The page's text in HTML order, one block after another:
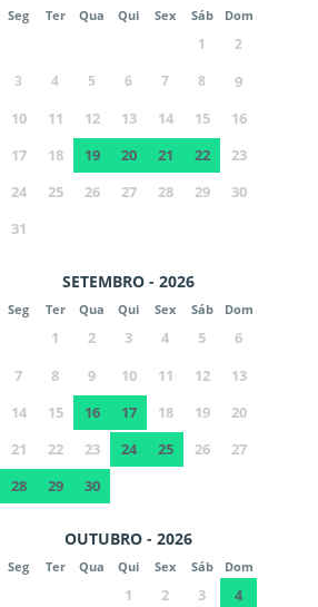
Seg Ter Qua Qui Sex Sáb Dom
1
2
3
4 5 6 7 8
9
10
11 12 13 14 15
16
17
18 19 20 21 22
23
24
25 26 27 28 29
30
31
SETEMBRO - 2026
Seg Ter Qua Qui Sex Sáb Dom
1 2 3 4 5
6
7
8 9 10 11 12
13
14
15 16 17 18 19
20
21
22 23 24 25 26
27
28
29 30
OUTUBRO - 2026
Seg Ter Qua Qui Sex Sáb Dom
1 2 3
4